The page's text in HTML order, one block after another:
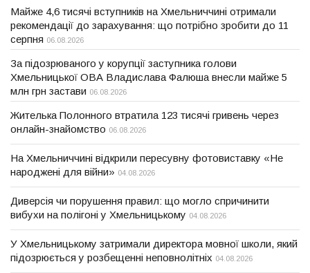
Майже 4,6 тисячі вступників на Хмельниччині отримали
рекомендації до зарахування: що потрібно зробити до 11
серпня 06.08.2026
За підозрюваного у корупції заступника голови
Хмельницької ОВА Владислава Фалюша внесли майже 5
млн грн застави 06.08.2026
Жителька Полонного втратила 123 тисячі гривень через
онлайн-знайомство 06.08.2026
На Хмельниччині відкрили пересувну фотовиставку «Не
народжені для війни» 04.08.2026
Диверсія чи порушення правил: що могло спричинити
вибухи на полігоні у Хмельницькому 04.08.2026
У Хмельницькому затримали директора мовної школи, який
підозрюється у розбещенні неповнолітніх 04.08.2026